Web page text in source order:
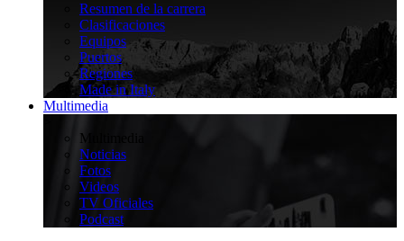
Resumen de la carrera
Clasificaciones
Equipos
Puertos
Regiones
Made in Italy
Multimedia
Multimedia
Noticias
Fotos
Videos
TV Oficiales
Podcast